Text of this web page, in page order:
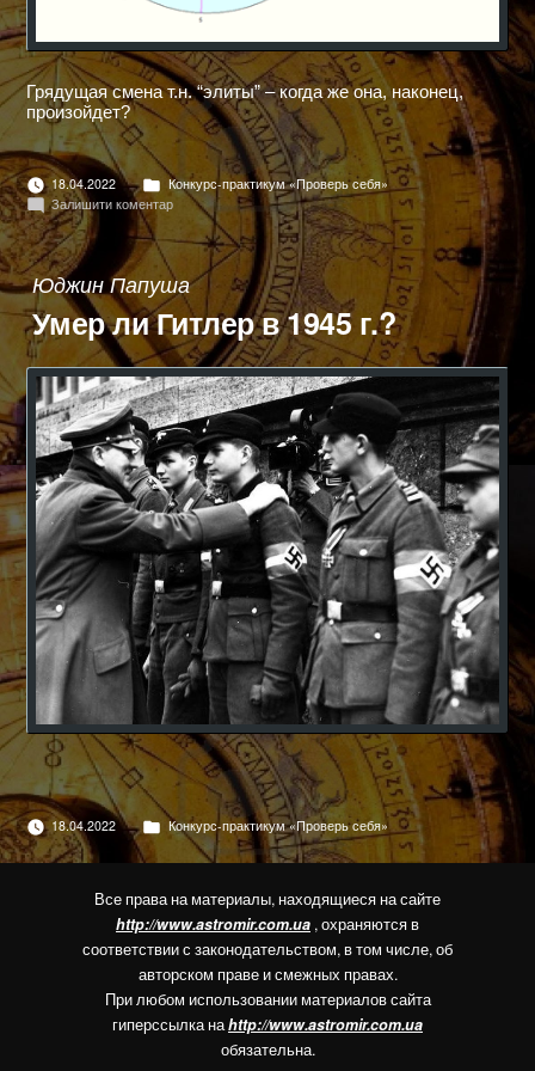
Грядущая смена т.н. “элиты” – когда же она, наконец,
произойдет?
18.04.2022
Опубліковано
в
Конкурс-практикум «Проверь себя»
Залишити коментардо
ХОРАР
ОТ
ЕВГЕНИЯ
ПАПУШИ
Юджин Папуша
Умер ли Гитлер в 1945 г.?
18.04.2022
Опубліковано
Конкурс-практикум «Проверь себя»
Все права на материалы, находящиеся на сайте
http://www.astromir.com.ua , охраняются в
соответствии с законодательством, в том числе, об
авторском праве и смежных правах.
При любом использовании материалов сайта
гиперссылка наhttp://www.astromir.com.ua
обязательна.